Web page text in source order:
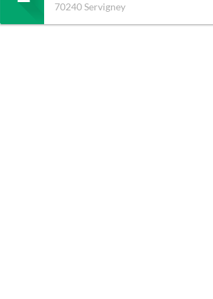
70240Servigney